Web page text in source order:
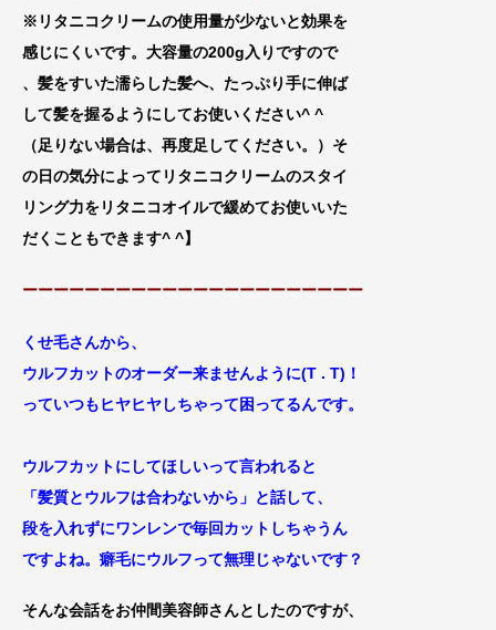
※リタニコクリームの使用量が少ないと効果を
感じにくいです。大容量の200g入りですので
、髪をすいた濡らした髪へ、たっぷり手に伸ば
して髪を握るようにしてお使いください^ ^
（足りない場合は、再度足してください。）そ
の日の気分によってリタニコクリームのスタイ
リング力をリタニコオイルで緩めてお使いいた
だくこともできます^ ^】
ーーーーーーーーーーーーーーーーーーーーーー
くせ毛さんから、
ウルフカットのオーダー来ませんように(T . T)！
っていつもヒヤヒヤしちゃって困ってるんです。
ウルフカットにしてほしいって言われると
「髪質とウルフは合わないから」と話して、
段を入れずにワンレンで毎回カットしちゃうん
ですよね。癖毛にウルフって無理じゃないです？
そんな会話をお仲間美容師さんとしたのですが、